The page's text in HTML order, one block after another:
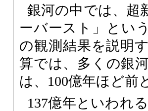
銀河の中では、超
ーバースト」とい
の観測結果を説明
算では、多くの銀
は、100億年ほど前
137億年といわれ